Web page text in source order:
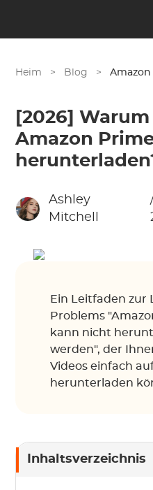
Heim > Blog >
[2026]
Amazon
Ashley
Mitchell
Ein Leitfaden zur
Problems
kann nicht
werden", der
Videos einfach
herunterladen
Inhaltsverzeichnis